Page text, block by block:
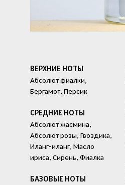
ВЕРХНИЕ НОТЫ
Абсолют фиалки,
Бергамот, Персик
СРЕДНИЕ НОТЫ
Абсолют жасмина,
Абсолют розы, Гвоздика,
Иланг-иланг, Масло
ириса, Сирень, Фиалка
БАЗОВЫЕ НОТЫ